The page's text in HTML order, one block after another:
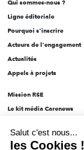
Qui sommes-nous ?
Ligne éditoriale
Pourquoi s'inscrire
Acteurs de l'engagement
Actualités
Appels à projets
Mission RSE
Le kit média Carenews
AEF info
Salut c'est nous...
les Cookies !